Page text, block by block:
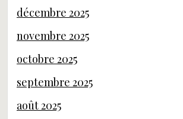
décembre 2025
novembre 2025
octobre 2025
septembre 2025
août 2025